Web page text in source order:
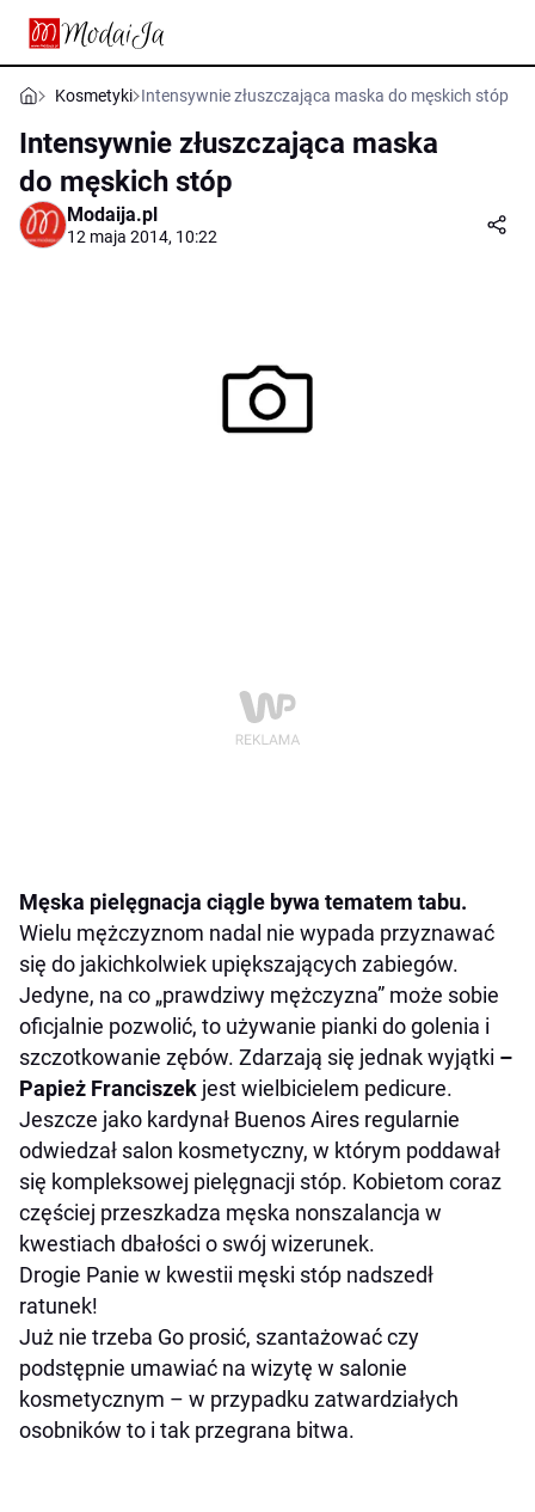
Kosmetyki Intensywnie złuszczająca maska do męskich stóp
Intensywnie złuszczająca maska
do męskich stóp
Modaija.pl
12 maja 2014, 10:22
Męska pielęgnacja ciągle bywa tematem tabu.
Wielu mężczyznom nadal nie wypada przyznawać
się do jakichkolwiek upiększających zabiegów.
Jedyne, na co „prawdziwy mężczyzna” może sobie
oficjalnie pozwolić, to używanie pianki do golenia i
szczotkowanie zębów. Zdarzają się jednak wyjątki –
Papież Franciszek jest wielbicielem pedicure.
Jeszcze jako kardynał Buenos Aires regularnie
odwiedzał salon kosmetyczny, w którym poddawał
się kompleksowej pielęgnacji stóp. Kobietom coraz
częściej przeszkadza męska nonszalancja w
kwestiach dbałości o swój wizerunek.
Drogie Panie w kwestii męski stóp nadszedł
ratunek!
Już nie trzeba Go prosić, szantażować czy
podstępnie umawiać na wizytę w salonie
kosmetycznym – w przypadku zatwardziałych
osobników to i tak przegrana bitwa.